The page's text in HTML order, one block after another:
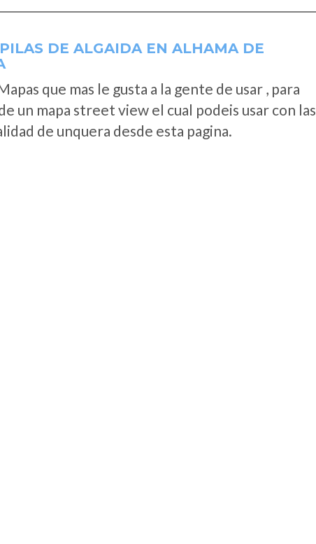
DE ALGAIDA EN ALHAMA DE
que mas le gusta a la gente de usar , para
un mapa street view el cual podeis usar con las
de unquera desde esta pagina.